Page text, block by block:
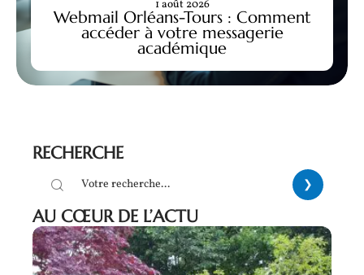
Webmail Orléans-Tours : Comment
accéder à votre messagerie
académique
1 août 2026
RECHERCHE
AU CŒUR DE L’ACTU